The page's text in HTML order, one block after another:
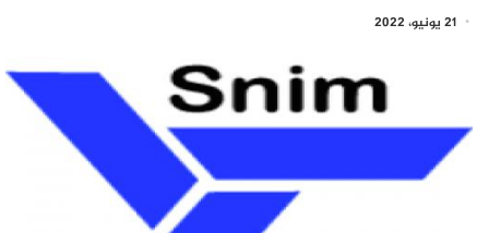
21 يونيو، 2022